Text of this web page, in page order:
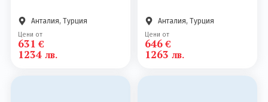
Анталия, Турция
Цени от
631 €
1234 лв.
Анталия, Турция
Цени от
646 €
1263 лв.